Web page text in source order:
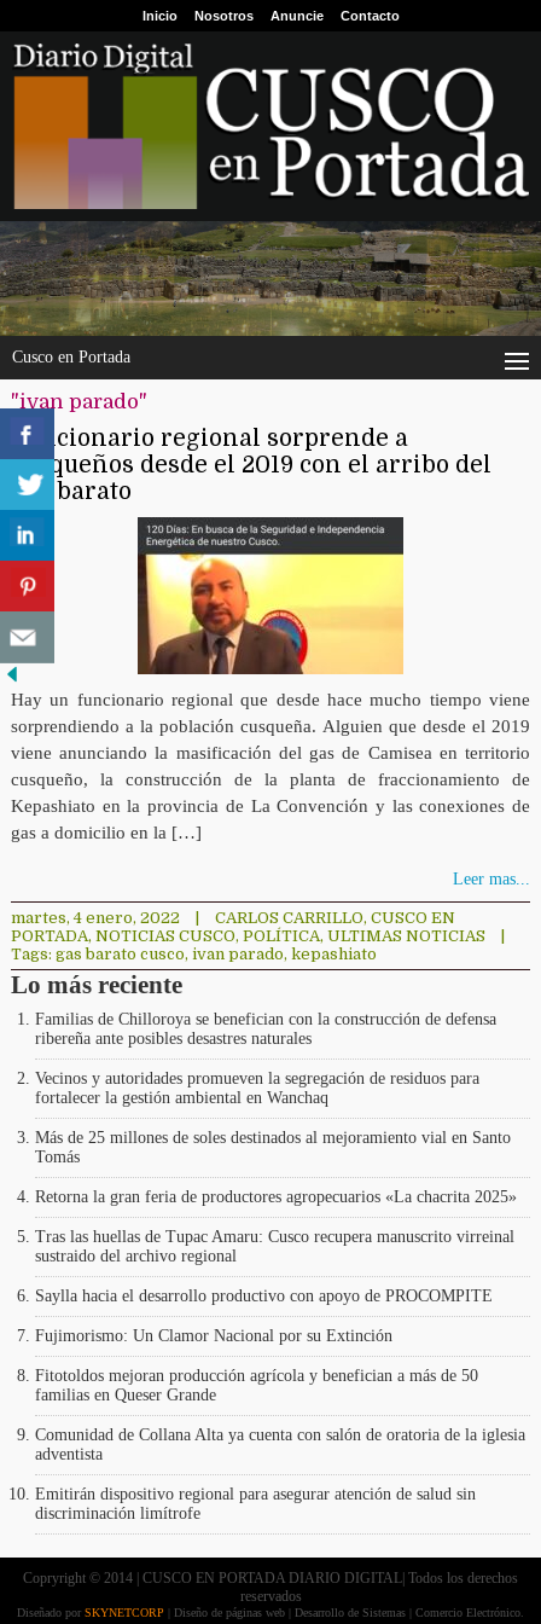
Inicio Nosotros Anuncie Contacto
Cusco en Portada
"ivan parado"
Funcionario regional sorprende a
cusqueños desde el 2019 con el arribo del
gas barato
Hay un funcionario regional que desde hace mucho tiempo viene
sorprendiendo a la población cusqueña. Alguien que desde el 2019
viene anunciando la masificación del gas de Camisea en territorio
cusqueño, la construcción de la planta de fraccionamiento de
Kepashiato en la provincia de La Convención y las conexiones de
gas a domicilio en la […]
Leer mas...
martes, 4 enero, 2022 CARLOS CARRILLO, CUSCO EN
PORTADA, NOTICIAS CUSCO, POLÍTICA, ULTIMAS NOTICIAS
Tags: gas barato cusco, ivan parado, kepashiato
Lo más reciente
Familias de Chilloroya se benefician con la construcción de defensa
ribereña ante posibles desastres naturales
Vecinos y autoridades promueven la segregación de residuos para
fortalecer la gestión ambiental en Wanchaq
Más de 25 millones de soles destinados al mejoramiento vial en Santo
Tomás
Retorna la gran feria de productores agropecuarios «La chacrita 2025»
Tras las huellas de Tupac Amaru: Cusco recupera manuscrito virreinal
sustraido del archivo regional
Saylla hacia el desarrollo productivo con apoyo de PROCOMPITE
Fujimorismo: Un Clamor Nacional por su Extinción
Fitotoldos mejoran producción agrícola y benefician a más de 50
familias en Queser Grande
Comunidad de Collana Alta ya cuenta con salón de oratoria de la iglesia
adventista
Emitirán dispositivo regional para asegurar atención de salud sin
discriminación limítrofe
Copryright © 2014 | CUSCO EN PORTADA DIARIO DIGITAL| Todos los derechos
reservados
Diseñado por SKYNETCORP | Diseño de páginas web | Desarrollo de Sistemas | Comercio Electrónico.